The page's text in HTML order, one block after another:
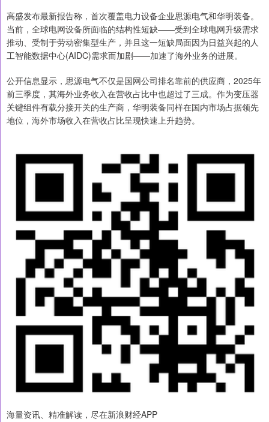
高盛发布最新报告称，首次覆盖电力设备企业思源电气和华明装备。
当前，全球电网设备所面临的结构性短缺——受到全球电网升级需求
推动、受制于劳动密集型生产，并且这一短缺局面因为日益兴起的人
工智能数据中心(AIDC)需求而加剧——加速了海外业务的进展。
公开信息显示，思源电气不仅是国网公司排名靠前的供应商，2025年
前三季度，其海外业务收入在营收占比中也超过了三成。作为变压器
关键组件有载分接开关的生产商，华明装备同样在国内市场占据领先
地位，海外市场收入在营收占比呈现快速上升趋势。
海量资讯、精准解读，尽在新浪财经APP